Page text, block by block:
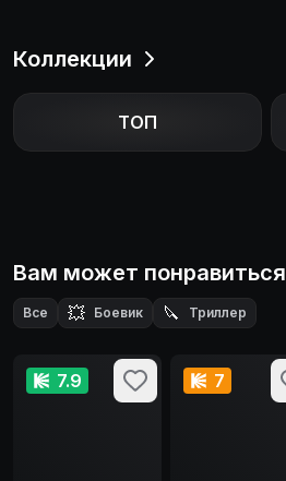
Коллекции
ТОП
Вам может понравиться
Все 💥 Боевик 🔪 Триллер
7.9 7